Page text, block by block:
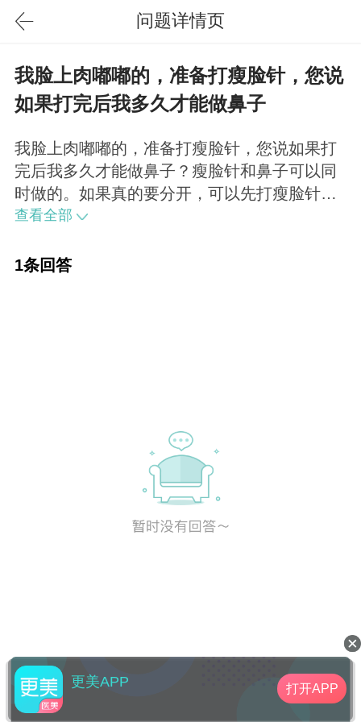
问题详情页
我脸上肉嘟嘟的，准备打瘦脸针，您说
如果打完后我多久才能做鼻子
我脸上肉嘟嘟的，准备打瘦脸针，您说如果打
完后我多久才能做鼻子？瘦脸针和鼻子可以同
时做的。如果真的要分开，可以先打瘦脸针，
恢复比较快。一个星期左右就有效果。
查看全部
1条回答
更美APP 打开APP